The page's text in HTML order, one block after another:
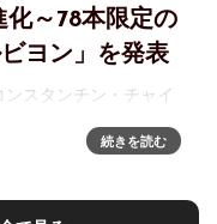
化～78本限定の
ヨン」を発表
スタンチン・チャイ
スイス時計ブランド
続きを読む